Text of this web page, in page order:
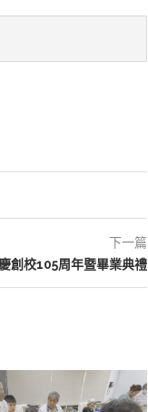
下一篇
創校105周年暨畢業典禮